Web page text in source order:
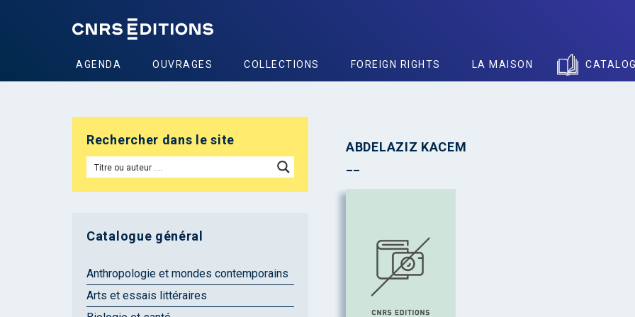
AGENDA OUVRAGES COLLECTIONS FOREIGN RIGHTS LA MAISON
ABDELAZIZ KACEM
Rechercher dans le site
Catalogue général
Anthropologie et mondes contemporains
Arts et essais littéraires